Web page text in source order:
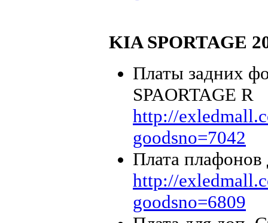
KIA SPORTAGE
Платы задних
SPAORTAGE R
http://
goodsno=7042
Плата
http://
goodsno=6809